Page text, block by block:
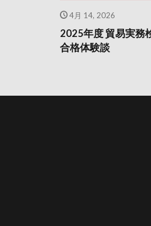
4月 14, 2026
2025年度 貿易実務
合格体験談